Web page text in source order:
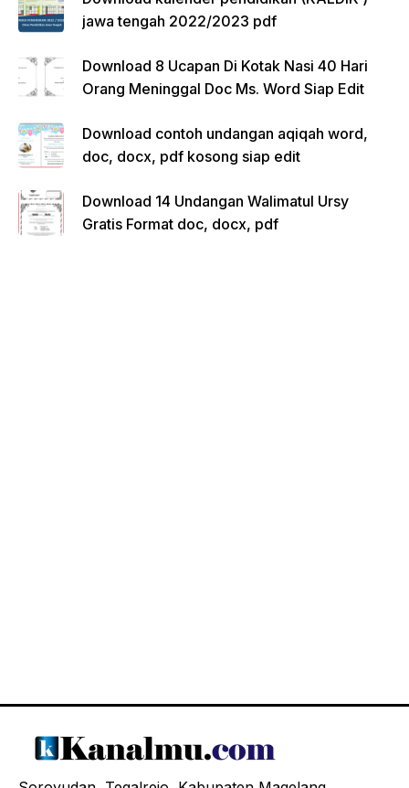
jawa tengah 2022/2023 pdf
Download 8 Ucapan Di Kotak Nasi 40 Hari
Orang Meninggal Doc Ms. Word Siap Edit
Download contoh undangan aqiqah word,
doc, docx, pdf kosong siap edit
Download 14 Undangan Walimatul Ursy
Gratis Format doc, docx, pdf